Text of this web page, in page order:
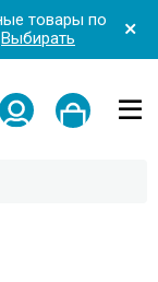
товары по
Выбирать